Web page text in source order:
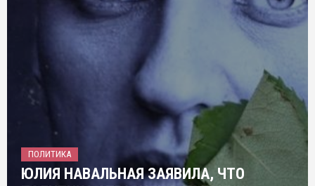
ПОЛИТИКА
ЮЛИЯ НАВАЛЬНАЯ ЗАЯВИЛА, ЧТО